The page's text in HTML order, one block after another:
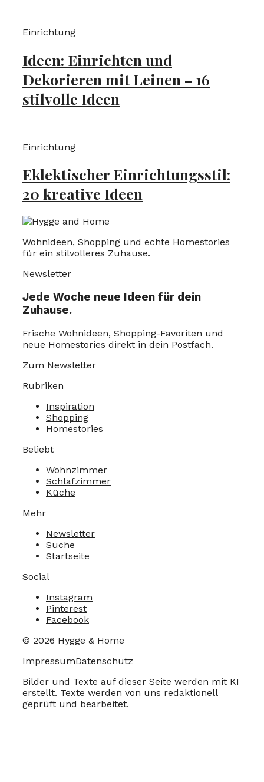
Einrichtung
Ideen: Einrichten und
Dekorieren mit Leinen – 16
stilvolle Ideen
Einrichtung
Eklektischer Einrichtungsstil:
20 kreative Ideen
Wohnideen, Shopping und echte Homestories
für ein stilvolleres Zuhause.
Newsletter
Jede Woche neue Ideen für dein
Zuhause.
Frische Wohnideen, Shopping-Favoriten und
neue Homestories direkt in dein Postfach.
Zum Newsletter
Rubriken
Inspiration
Shopping
Homestories
Beliebt
Wohnzimmer
Schlafzimmer
Küche
Mehr
Newsletter
Suche
Startseite
Social
Instagram
Pinterest
Facebook
© 2026 Hygge & Home
ImpressumDatenschutz
Bilder und Texte auf dieser Seite werden mit KI
erstellt. Texte werden von uns redaktionell
geprüft und bearbeitet.